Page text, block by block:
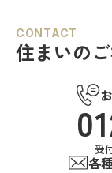
CONTACT
住まいの
受
各